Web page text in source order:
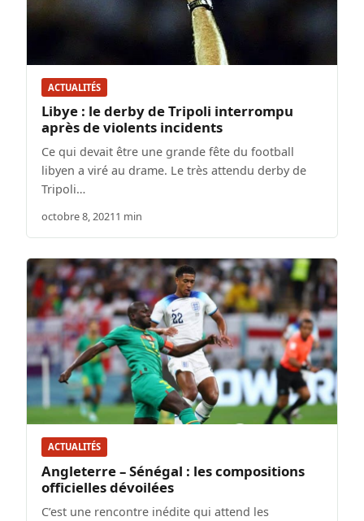
ACTUALITÉS
Libye : le derby de Tripoli interrompu
après de violents incidents
Ce qui devait être une grande fête du football
libyen a viré au drame. Le très attendu derby de
Tripoli…
octobre 8, 20211 min
ACTUALITÉS
Angleterre – Sénégal : les compositions
officielles dévoilées
C’est une rencontre inédite qui attend les